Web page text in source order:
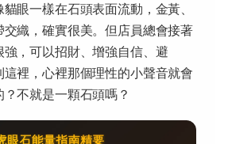
眼一樣在石頭表面流動，金黃、
織，確實很美。但店員總會接著
，可以招財、增強自信、避
裡，心裡那個理性的小聲音就會
不就是一顆石頭嗎？